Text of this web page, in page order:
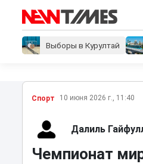
Выборы в Курултай
Спорт 10 июня 2026 г., 11:40
Далиль
Чемпионат